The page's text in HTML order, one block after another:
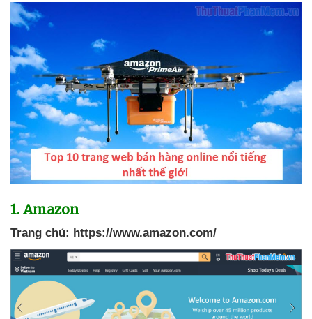
1. Amazon
Trang chủ: https://www.amazon.com/